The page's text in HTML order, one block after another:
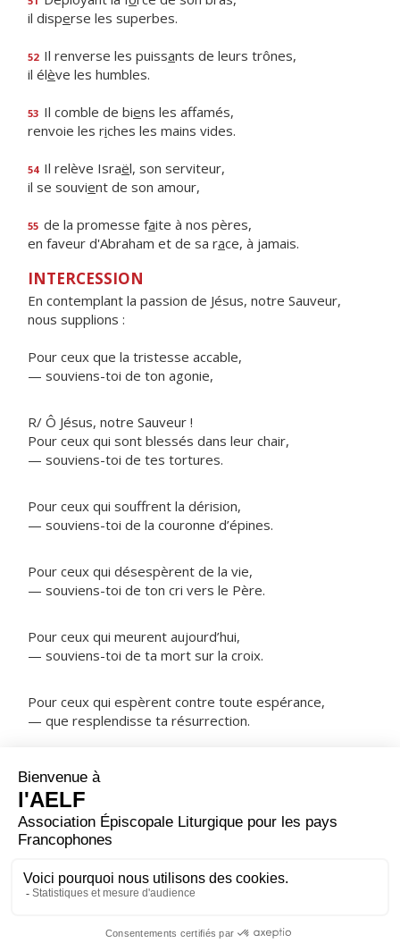
il disperse les superbes.
52 Il renverse les puissants de leurs trônes,
il élève les humbles.
53 Il comble de biens les affamés,
renvoie les riches les mains vides.
54 Il relève Israël, son serviteur,
il se souvient de son amour,
55 de la promesse faite à nos pères,
en faveur d'Abraham et de sa race, à jamais.
INTERCESSION
En contemplant la passion de Jésus, notre Sauveur,
nous supplions :
Pour ceux que la tristesse accable,
— souviens-toi de ton agonie,
R/ Ô Jésus, notre Sauveur !
Pour ceux qui sont blessés dans leur chair,
— souviens-toi de tes tortures.
Pour ceux qui souffrent la dérision,
— souviens-toi de la couronne d’épines.
Pour ceux qui désespèrent de la vie,
— souviens-toi de ton cri vers le Père.
Pour ceux qui meurent aujourd’hui,
— souviens-toi de ta mort sur la croix.
Pour ceux qui espèrent contre toute espérance,
— que resplendisse ta résurrection.
NOTRE PÈRE
ORAISON
Puisque tu as voulu, Seigneur, que ton Fils fût crucifié
fais que nous puissions recevoir la grâce de la
résurrection.